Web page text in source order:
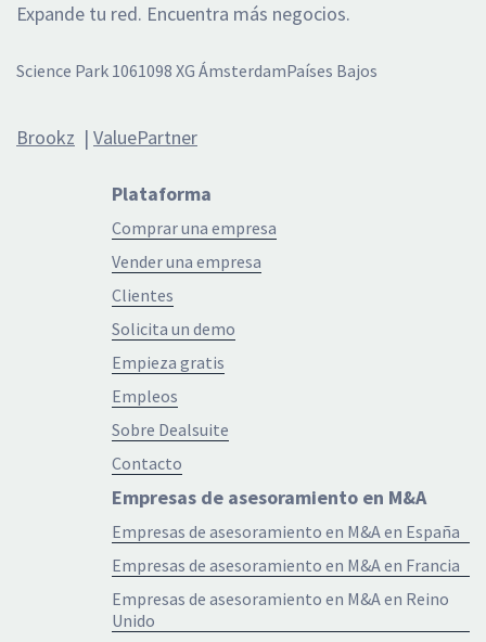
Expande tu red. Encuentra más negocios.
Science Park 1061098 XG ÁmsterdamPaíses Bajos
Brookz | ValuePartner
Plataforma
Comprar una empresa
Vender una empresa
Clientes
Solicita un demo
Empieza gratis
Empleos
Sobre Dealsuite
Contacto
Empresas de asesoramiento en M&A
Empresas de asesoramiento en M&A en España
Empresas de asesoramiento en M&A en Francia
Empresas de asesoramiento en M&A en Reino
Unido